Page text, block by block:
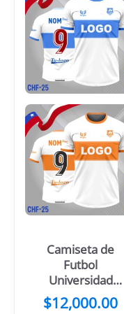
Camiseta de
Futbol
Universidad
Católica 2024
$12,000.00